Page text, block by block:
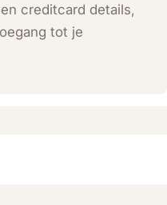
creditcard details,
tot je